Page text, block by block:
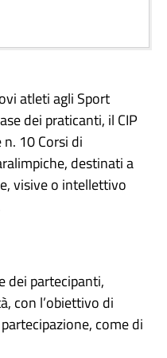
atleti agli Sport
dei praticanti, il CIP
10 Corsi di
destinati a
visive o intellettivo
dei partecipanti,
con l’obiettivo di
come di